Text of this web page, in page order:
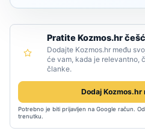
Pratite Kozmos.hr
Dodajte Kozmos.hr među
će vam, kada je relevantno,
članke.
Dodaj Kozmos.hr
Potrebno je biti prijavljen na Google račun.
trenutku.